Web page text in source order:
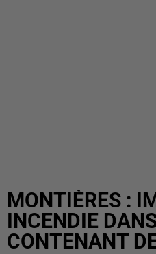
MONTIÈRES :
INCENDIE
CONTENANT